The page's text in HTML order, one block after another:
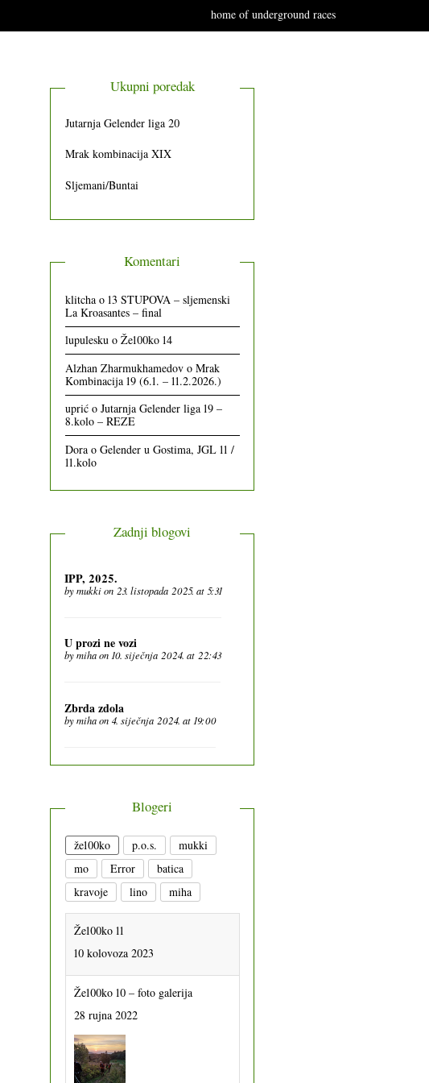
home of underground races
Ukupni poredak
Jutarnja Gelender liga 20
Mrak kombinacija XIX
Sljemani/Buntai
Komentari
klitchao 13 STUPOVA – sljemenski
La Kroasantes – final
lupuleskuo Že100ko 14
Alzhan Zharmukhamedovo Mrak
Kombinacija 19 (6.1. – 11.2.2026.)
uprićo Jutarnja Gelender liga 19 –
8.kolo – REZE
Dorao Gelender u Gostima, JGL 11 /
11.kolo
Zadnji blogovi
IPP, 2025.
bymukkion 23. listopada 2025. at 5:31
U prozi ne vozi
bymihaon 10. siječnja 2024. at 22:43
Zbrda zdola
bymihaon 4. siječnja 2024. at 19:00
Blogeri
že100ko p.o.s.
mukki
mo
Error
batica
kravoje
lino miha
Že100ko 11
10 kolovoza 2023
Že100ko 10 – foto galerija
28 rujna 2022